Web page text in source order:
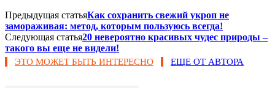
Предыдущая статьяКак сохранить свежий укроп не
замораживая: метод, которым пользуюсь всегда!
Следующая статья20 невероятно красивых чудес природы –
такого вы еще не видели!
ЭТО МОЖЕТ БЫТЬ ИНТЕРЕСНО ЕЩЕ ОТ АВТОРА